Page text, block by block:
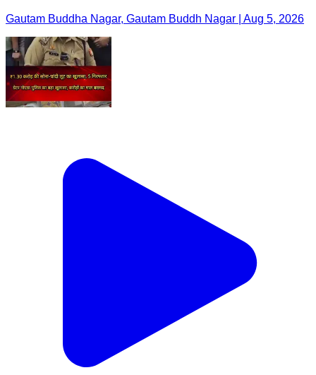
Gautam Buddha Nagar, Gautam Buddh Nagar | Aug 5, 2026